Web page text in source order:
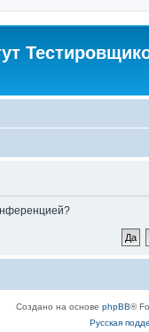
Создано на основе phpBB®
Русская